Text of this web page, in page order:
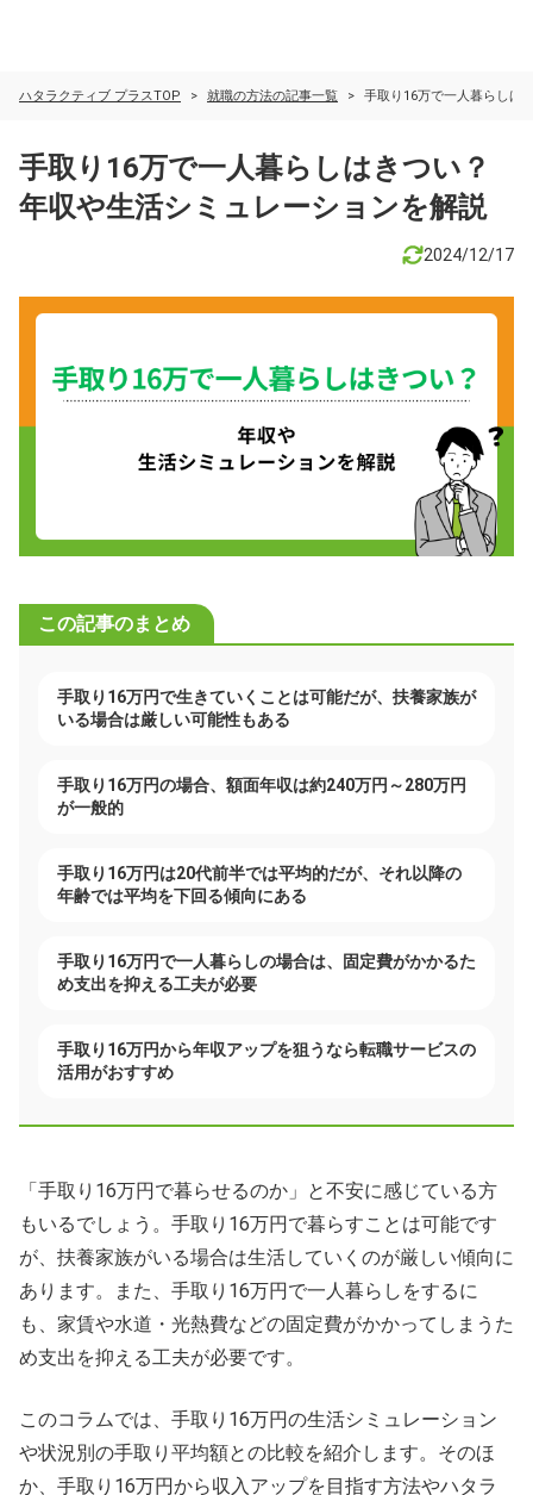
ハタラクティブ プラスTOP 就職の方法の記事一覧 手取り16万で一人暮らしは
手取り16万で一人暮らしはきつい？
年収や生活シミュレーションを解説
2024/12/17
この記事のまとめ
手取り16万円で生きていくことは可能だが、扶養家族が
いる場合は厳しい可能性もある
手取り16万円の場合、額面年収は約240万円～280万円
が一般的
手取り16万円は20代前半では平均的だが、それ以降の
年齢では平均を下回る傾向にある
手取り16万円で一人暮らしの場合は、固定費がかかるた
め支出を抑える工夫が必要
手取り16万円から年収アップを狙うなら転職サービスの
活用がおすすめ
「手取り16万円で暮らせるのか」と不安に感じている方
もいるでしょう。手取り16万円で暮らすことは可能です
が、扶養家族がいる場合は生活していくのが厳しい傾向に
あります。また、手取り16万円で一人暮らしをするに
も、家賃や水道・光熱費などの固定費がかかってしまうた
め支出を抑える工夫が必要です。
このコラムでは、手取り16万円の生活シミュレーション
や状況別の手取り平均額との比較を紹介します。そのほ
か、手取り16万円から収入アップを目指す方法やハタラ